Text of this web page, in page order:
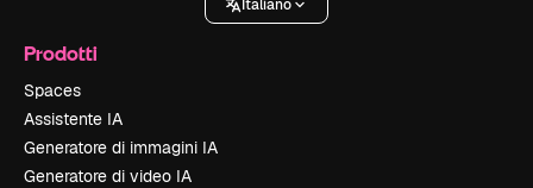
Italiano
Prodotti
Spaces
Assistente IA
Generatore di immagini IA
Generatore di video IA